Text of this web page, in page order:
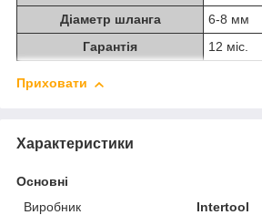
Діаметр шланга
6-8 мм
Гарантія
12 міс.
Приховати
Характеристики
Основні
Виробник
Intertool